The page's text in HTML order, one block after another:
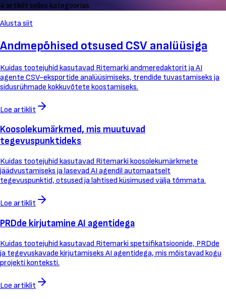
4 artiklit selles kategoorias
Alusta siit
Andmepõhised otsused CSV analüüsiga
Kuidas tootejuhid kasutavad Ritemarki andmeredaktorit ja AI
agente CSV-eksportide analüüsimiseks, trendide tuvastamiseks ja
sidusrühmade kokkuvõtete koostamiseks.
Loe artiklit
Koosolekumärkmed, mis muutuvad
tegevuspunktideks
Kuidas tootejuhid kasutavad Ritemarki koosolekumärkmete
jäädvustamiseks ja lasevad AI agendil automaatselt
tegevuspunktid, otsused ja lahtised küsimused välja tõmmata.
Loe artiklit
PRDde kirjutamine AI agentidega
Kuidas tootejuhid kasutavad Ritemarki spetsifikatsioonide, PRDde
ja tegevuskavade kirjutamiseks AI agentidega, mis mõistavad kogu
projekti konteksti.
Loe artiklit